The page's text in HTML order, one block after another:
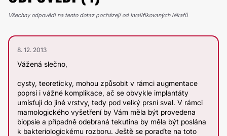
Všechny odpovědi na tento dotaz pocházejí od kvalifikovaných lékařů
8. 12. 2013
Vážená slečno,
cysty, teoreticky, mohou způsobit v rámci augmentace
poprsí i vážné komplikace, ač se obvykle implantáty
umísťují do jiné vrstvy, tedy pod velký prsní sval. V rámci
mamologického vyšetření by Vám měla být provedena
biopsie a případně odebraná tekutina by měla být poslána
k bakteriologickému rozboru. Ještě se poraďte na toto